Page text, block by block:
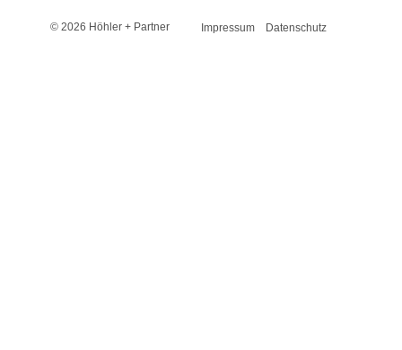
© 2026 Höhler + Partner Impressum Datenschutz